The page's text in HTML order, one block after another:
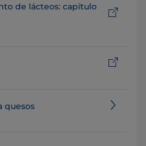
de lácteos: capítulo
quesos